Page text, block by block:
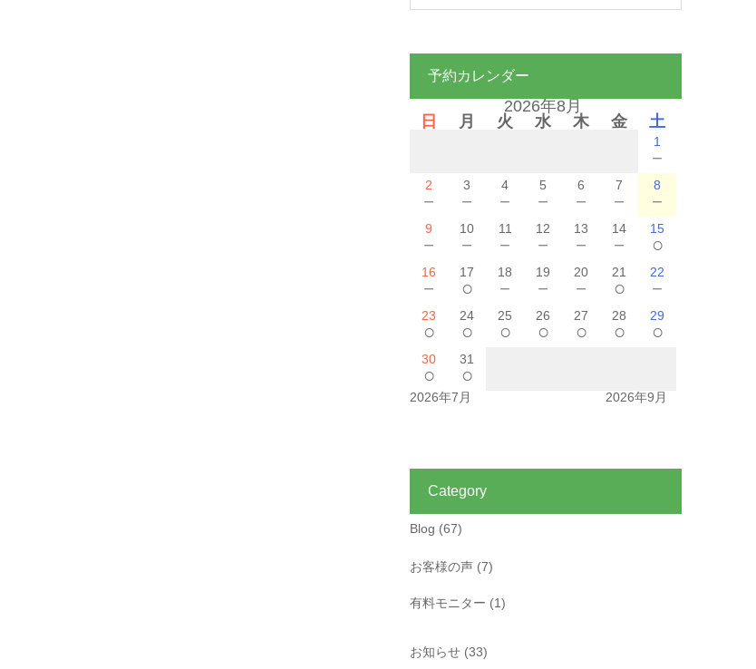
予約カレンダー
2026年8月
日
月 火 水 木 金 土
1
－
2
－
3
－
4
－
5
－
6
－
7
－
8
－
9
－
10
－
11
－
12
－
13
－
14
－
15
○
16
－
17
○
18
－
19
－
20
－
21
○
22
－
23
○
24
○
25
○
26
○
27
○
28
○
29
○
30
○
31
○
2026年7月 2026年9月
Category
Blog (67)
お客様の声 (7)
有料モニター (1)
お知らせ (33)